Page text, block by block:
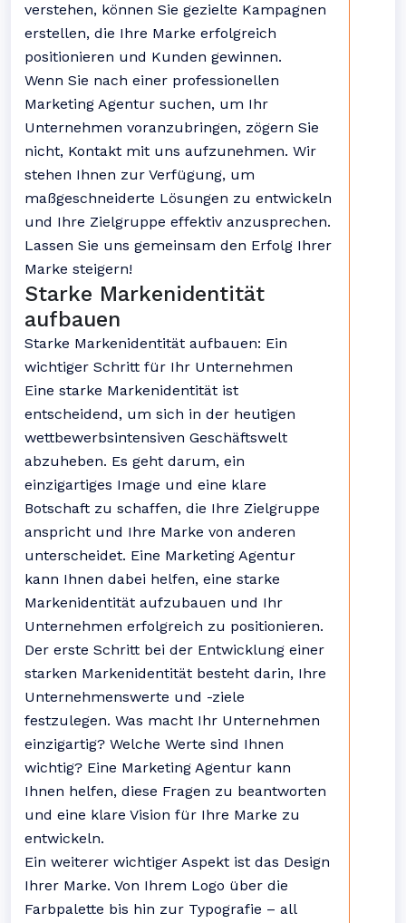
verstehen, können Sie gezielte Kampagnen
erstellen, die Ihre Marke erfolgreich
positionieren und Kunden gewinnen.
Wenn Sie nach einer professionellen
Marketing Agentur suchen, um Ihr
Unternehmen voranzubringen, zögern Sie
nicht, Kontakt mit uns aufzunehmen. Wir
stehen Ihnen zur Verfügung, um
maßgeschneiderte Lösungen zu entwickeln
und Ihre Zielgruppe effektiv anzusprechen.
Lassen Sie uns gemeinsam den Erfolg Ihrer
Marke steigern!
Starke Markenidentität
aufbauen
Starke Markenidentität aufbauen: Ein
wichtiger Schritt für Ihr Unternehmen
Eine starke Markenidentität ist
entscheidend, um sich in der heutigen
wettbewerbsintensiven Geschäftswelt
abzuheben. Es geht darum, ein
einzigartiges Image und eine klare
Botschaft zu schaffen, die Ihre Zielgruppe
anspricht und Ihre Marke von anderen
unterscheidet. Eine Marketing Agentur
kann Ihnen dabei helfen, eine starke
Markenidentität aufzubauen und Ihr
Unternehmen erfolgreich zu positionieren.
Der erste Schritt bei der Entwicklung einer
starken Markenidentität besteht darin, Ihre
Unternehmenswerte und -ziele
festzulegen. Was macht Ihr Unternehmen
einzigartig? Welche Werte sind Ihnen
wichtig? Eine Marketing Agentur kann
Ihnen helfen, diese Fragen zu beantworten
und eine klare Vision für Ihre Marke zu
entwickeln.
Ein weiterer wichtiger Aspekt ist das Design
Ihrer Marke. Von Ihrem Logo über die
Farbpalette bis hin zur Typografie – all